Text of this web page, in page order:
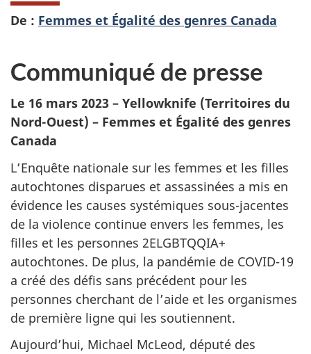
De : Femmes et Égalité des genres Canada
Communiqué de presse
Le 16 mars 2023 – Yellowknife (Territoires du
Nord-Ouest) – Femmes et Égalité des genres
Canada
L’Enquête nationale sur les femmes et les filles
autochtones disparues et assassinées a mis en
évidence les causes systémiques sous-jacentes
de la violence continue envers les femmes, les
filles et les personnes 2ELGBTQQIA+
autochtones. De plus, la pandémie de COVID-19
a créé des défis sans précédent pour les
personnes cherchant de l’aide et les organismes
de première ligne qui les soutiennent.
Aujourd’hui, Michael McLeod, député des